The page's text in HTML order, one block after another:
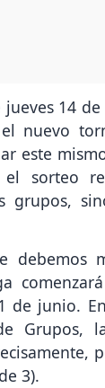
jueves 14
nuevo
este
sorteo
grupos,
debemos
de junio.
Grupos,
3).